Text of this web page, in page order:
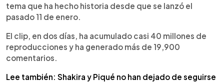
tema que ha hecho historia desde que se lanzó el
pasado 11 de enero.
El clip, en dos días, ha acumulado casi 40 millones de
reproducciones y ha generado más de 19,900
comentarios.
Lee también: Shakira y Piqué no han dejado de seguirse